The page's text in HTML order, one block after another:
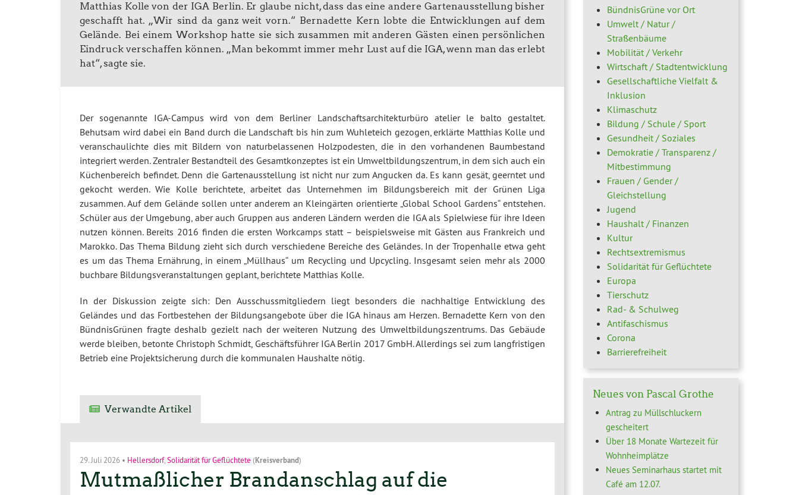
Matthias Kolle von der IGA Berlin. Er glaube nicht, dass das eine andere Gartenausstellung bisher
geschafft hat. „Wir sind da ganz weit vorn.“ Bernadette Kern lobte die Entwicklungen auf dem
Gelände. Bei einem Workshop hatte sie sich zusammen mit anderen Gästen einen persönlichen
Eindruck verschaffen können. „Man bekommt immer mehr Lust auf die IGA, wenn man das erlebt
hat“, sagte sie.
Der sogenannte IGA-Campus wird von dem Berliner Landschaftsarchitekturbüro atelier le balto gestaltet.
Behutsam wird dabei ein Band durch die Landschaft bis hin zum Wuhleteich gezogen, erklärte Matthias Kolle und
veranschaulichte dies mit Bildern von naturbelassenen Holzpodesten, die in den vorhandenen Baumbestand
integriert werden. Zentraler Bestandteil des Gesamtkonzeptes ist ein Umweltbildungszentrum, in dem sich auch ein
Küchenbereich befindet. Denn die Gartenausstellung ist nicht nur zum Angucken da. Es kann gesät, geerntet und
gekocht werden. Wie Kolle berichtete, arbeitet das Unternehmen im Bildungsbereich mit der Grünen Liga
zusammen. Auf dem Gelände sollen unter anderem an Kleingärten orientierte „Global School Gardens“ entstehen.
Schüler aus der Umgebung, aber auch Gruppen aus anderen Ländern werden die IGA als Spielwiese für ihre Ideen
nutzen können. Bereits 2016 finden die ersten Workcamps statt – beispielsweise mit Gästen aus Frankreich und
Marokko. Das Thema Bildung zieht sich durch verschiedene Bereiche des Geländes. In der Tropenhalle etwa geht
es um das Thema Ernährung, in einem „Müllhaus“ um Recycling und Upcycling. Insgesamt seien mehr als 2000
buchbare Bildungsveranstaltungen geplant, berichtete Matthias Kolle.
In der Diskussion zeigte sich: Den Ausschussmitgliedern liegt besonders die nachhaltige Entwicklung des
Geländes und das Fortbestehen der Bildungsangebote über die IGA hinaus am Herzen. Bernadette Kern von den
BündnisGrünen fragte deshalb gezielt nach der weiteren Nutzung des Umweltbildungszentrums. Das Gebäude
werde bleiben, betonte Christoph Schmidt, Geschäftsführer IGA Berlin 2017 GmbH. Allerdings sei zum langfristigen
Betrieb eine Projektsicherung durch die kommunalen Haushalte nötig.
Verwandte Artikel
29. Juli 2026 • Hellersdorf, Solidarität für Geflüchtete (Kreisverband)
Mutmaßlicher Brandanschlag auf die
BündnisGrüne vor Ort
Umwelt / Natur /
Straßenbäume
Mobilität / Verkehr
Wirtschaft / Stadtentwicklung
Gesellschaftliche Vielfalt &
Inklusion
Klimaschutz
Bildung / Schule / Sport
Gesundheit / Soziales
Demokratie / Transparenz /
Mitbestimmung
Frauen / Gender /
Gleichstellung
Jugend
Haushalt / Finanzen
Kultur
Rechtsextremismus
Solidarität für Geflüchtete
Europa
Tierschutz
Rad- & Schulweg
Antifaschismus
Corona
Barrierefreiheit
Neues von Pascal Grothe
Antrag zu Müllschluckern
gescheitert
Über 18 Monate Wartezeit für
Wohnheimplätze
Neues Seminarhaus startet mit
Café am 12.07.